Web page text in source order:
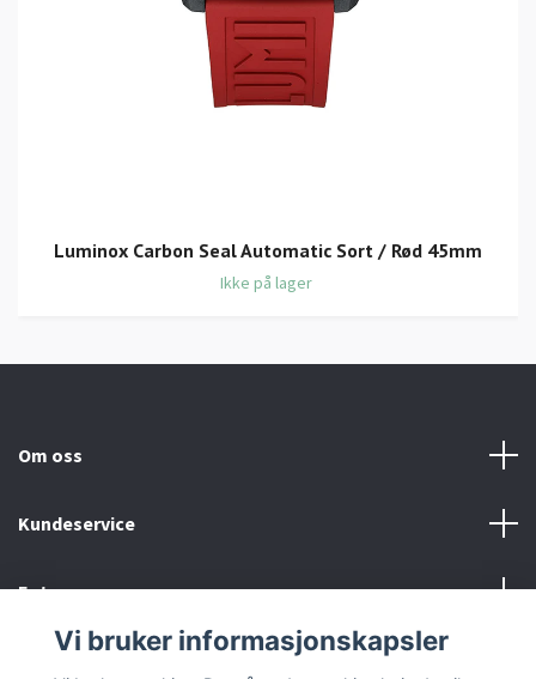
Luminox Carbon Seal Automatic Sort / Rød 45mm
Ikke på lager
Om oss
Kundeservice
Fotmeny
Sosiale medier
Vi bruker informasjonskapsler